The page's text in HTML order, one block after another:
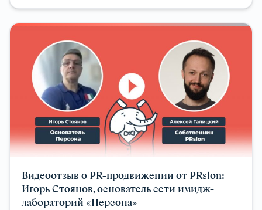
Видеоотзыв о PR-продвижении от PRslon:
Игорь Стоянов, основатель сети имидж-
лабораторий «Персона»